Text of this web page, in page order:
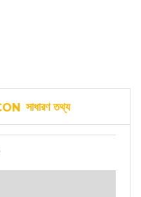
সাধারণ তথ্য